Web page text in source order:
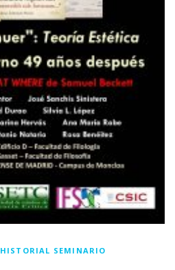
HISTORIAL SEMINARIO